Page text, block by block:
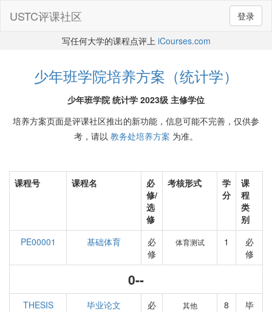
登录
USTC评课社区
写任何大学的课程点评上 iCourses.com
少年班学院培养方案（统计学）
少年班学院 统计学 2023级 主修学位
培养方案页面是评课社区推出的新功能，信息可能不完善，仅供参
考，请以 教务处培养方案 为准。
课程号 课程名
必
修/
选
修
考核形式
学
分
课
程
类
别
PE00001
基础体育
必
修
体育测试 1
必
修
0--
THESIS 毕业论文
必
其他 8
毕